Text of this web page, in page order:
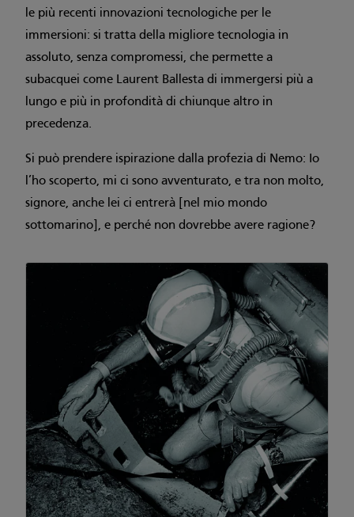
le più recenti innovazioni tecnologiche per le
immersioni: si tratta della migliore tecnologia in
assoluto, senza compromessi, che permette a
subacquei come Laurent Ballesta di immergersi più a
lungo e più in profondità di chiunque altro in
precedenza.
Si può prendere ispirazione dalla profezia di Nemo: Io
l’ho scoperto, mi ci sono avventurato, e tra non molto,
signore, anche lei ci entrerà [nel mio mondo
sottomarino], e perché non dovrebbe avere ragione?